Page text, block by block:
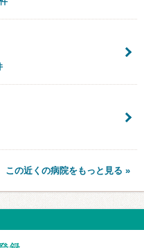
この近くの病院をもっと見る »